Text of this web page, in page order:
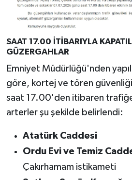
SAAT 17.00 İTİBARIYLA
GÜZERGAHLAR
Emniyet Müdürlüğü'nden
göre, kortej ve tören güvenliği
saat 17.00'den itibaren trafiğe
arterler şu şekilde belirlendi:
Atatürk Caddesi
Ordu Evi ve Temiz
Çakırhamam istikameti